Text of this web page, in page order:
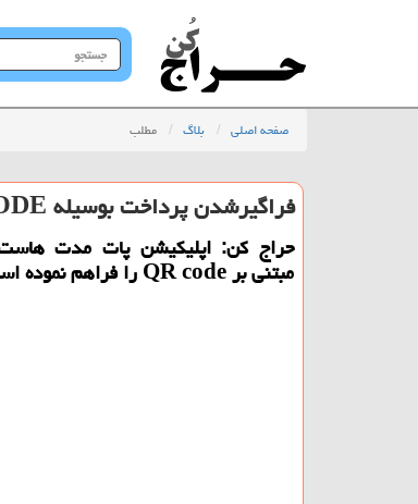
جستجو
در
صفحه اصلی بلاگ مطلب
فراگیرشدن پرداخت بوسیله QR CODE با پات
حراج كن: اپلیكیشن پات مدت
مبتنی بر QR code را فراهم نموده است.